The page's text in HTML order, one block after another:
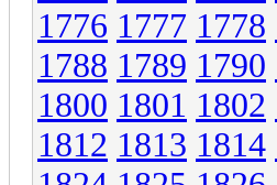
1776 1777 1778
1788 1789 1790
1800 1801 1802
1812 1813 1814